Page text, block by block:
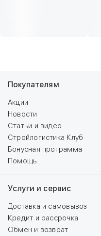
Покупателям
Акции
Новости
Статьи и видео
Стройлогистика Клуб
Бонусная программа
Помощь
Услуги и сервис
Доставка и самовывоз
Кредит и рассрочка
Обмен и возврат